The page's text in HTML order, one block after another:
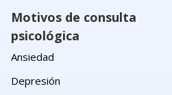
Motivos de consulta
psicológica
Ansiedad
Depresión